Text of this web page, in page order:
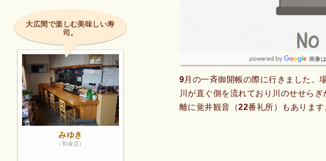
画像
9月の一斉御開帳の際に行きました。
川が直ぐ側を流れており川のせせら
離に覚井観音（22番礼所）もあります
大広間で楽しむ美味しい寿
司。
みゆき
（和食店）